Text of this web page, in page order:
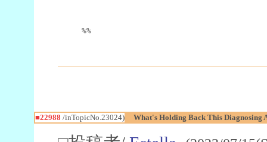
%%
■22988 /inTopicNo.23024) What's Holding Back This Diagnosing